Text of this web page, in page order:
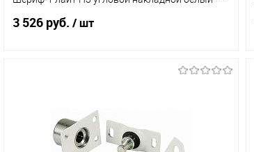
3 526 руб. / шт
Купить в 1 клик
В избранное
В наличии (6)